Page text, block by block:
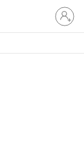
Sign
in
to
account